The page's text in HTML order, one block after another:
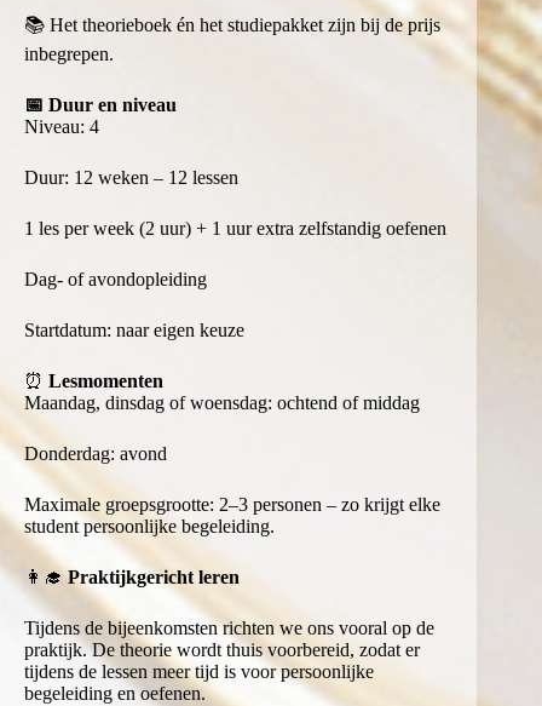
📚 Het theorieboek én het studiepakket zijn bij de prijs
inbegrepen.
📅 Duur en niveau
Niveau: 4
Duur: 12 weken – 12 lessen
1 les per week (2 uur) + 1 uur extra zelfstandig oefenen
Dag- of avondopleiding
Startdatum: naar eigen keuze
⏰ Lesmomenten
Maandag, dinsdag of woensdag: ochtend of middag
Donderdag: avond
Maximale groepsgrootte: 2–3 personen – zo krijgt elke
student persoonlijke begeleiding.
👩‍🎓Praktijkgericht leren
Tijdens de bijeenkomsten richten we ons vooral op de
praktijk. De theorie wordt thuis voorbereid, zodat er
tijdens de lessen meer tijd is voor persoonlijke
begeleiding en oefenen.